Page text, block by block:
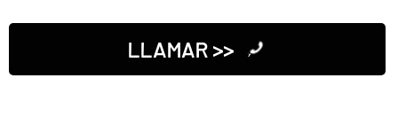
LLAMAR >>